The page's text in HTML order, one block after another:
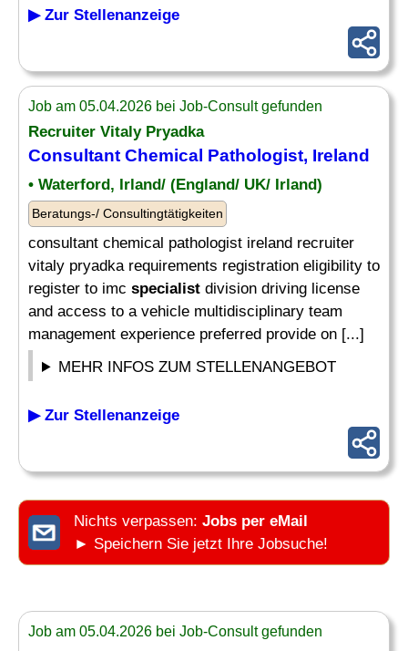
▶ Zur Stellenanzeige
Job am 05.04.2026 bei Job-Consult gefunden
Recruiter Vitaly Pryadka
Consultant Chemical Pathologist, Ireland
• Waterford, Irland/ (England/ UK/ Irland)
Beratungs-/ Consultingtätigkeiten
consultant chemical pathologist ireland recruiter
vitaly pryadka requirements registration eligibility to
register to imc specialist division driving license
and access to a vehicle multidisciplinary team
management experience preferred provide on [...]
MEHR INFOS ZUM STELLENANGEBOT
▶ Zur Stellenanzeige
Nichts verpassen: Jobs per eMail
► Speichern Sie jetzt Ihre Jobsuche!
Job am 05.04.2026 bei Job-Consult gefunden